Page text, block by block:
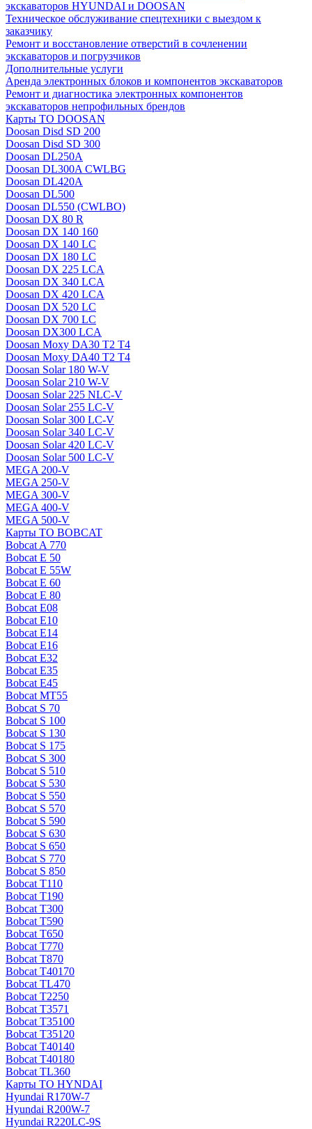
экскаваторов HYUNDAI и DOOSAN
Техническое обслуживание спецтехники с выездом к
заказчику
Ремонт и восстановление отверстий в сочленении
экскаваторов и погрузчиков
Дополнительные услуги
Аренда электронных блоков и компонентов экскаваторов
Ремонт и диагностика электронных компонентов
экскаваторов непрофильных брендов
Карты ТО DOOSAN
Doosan Disd SD 200
Doosan Disd SD 300
Doosan DL250A
Doosan DL300A CWLBG
Doosan DL420A
Doosan DL500
Doosan DL550 (CWLBO)
Doosan DX 80 R
Doosan DX 140 160
Doosan DX 140 LC
Doosan DX 180 LC
Doosan DX 225 LCA
Doosan DX 340 LCA
Doosan DX 420 LCA
Doosan DX 520 LC
Doosan DX 700 LC
Doosan DX300 LCA
Doosan Moxy DA30 T2 T4
Doosan Moxy DA40 T2 T4
Doosan Solar 180 W-V
Doosan Solar 210 W-V
Doosan Solar 225 NLC-V
Doosan Solar 255 LC-V
Doosan Solar 300 LC-V
Doosan Solar 340 LC-V
Doosan Solar 420 LC-V
Doosan Solar 500 LC-V
MEGA 200-V
MEGA 250-V
MEGA 300-V
MEGA 400-V
MEGA 500-V
Карты ТО BOBCAT
Bobcat A 770
Bobcat E 50
Bobcat E 55W
Bobcat E 60
Bobcat E 80
Bobcat E08
Bobcat E10
Bobcat E14
Bobcat E16
Bobcat E32
Bobcat E35
Bobcat E45
Bobcat MT55
Bobcat S 70
Bobcat S 100
Bobcat S 130
Bobcat S 175
Bobcat S 300
Bobcat S 510
Bobcat S 530
Bobcat S 550
Bobcat S 570
Bobcat S 590
Bobcat S 630
Bobcat S 650
Bobcat S 770
Bobcat S 850
Bobcat T110
Bobcat T190
Bobcat T300
Bobcat T590
Bobcat T650
Bobcat T770
Bobcat T870
Bobcat T40170
Bobcat TL470
Bobcat Т2250
Bobcat Т3571
Bobcat Т35100
Bobcat Т35120
Bobcat Т40140
Bobcat Т40180
Bobcat ТL360
Карты ТО HYNDAI
Hyundai R170W-7
Hyundai R200W-7
Hyundai R220LC-9S